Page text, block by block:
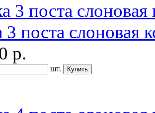
3 поста слоновая
р.
шт.